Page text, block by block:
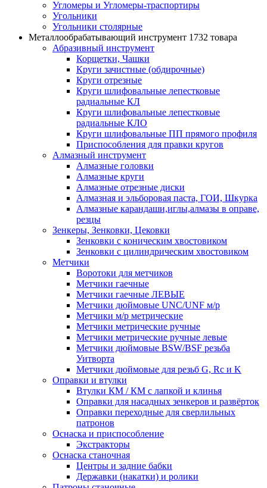
Угломеры и Угломеры-траспортиры
Угольники
Угольники столярные
Металлообрабатывающий инструмент 1732 товара
Абразивный инструмент
Корщетки, Чашки
Круги зачистные (обдирочные)
Круги отрезные
Круги шлифовальные лепестковые
радиальные КЛ
Круги шлифовальные лепестковые
радиальные КЛО
Круги шлифовальные ПП прямого профиля
Приспособления для правки кругов
Алмазный инструмент
Алмазные головки
Алмазные круги
Алмазные отрезные диски
Алмазная и эльборовая паста, ГОИ, Шкурка
Алмазные карандаши,иглы,алмазы в оправе,
резцы
Зенкеры, Зенковки, Цековки
Зенковки с коническим хвостовиком
Зенковки с цилиндрическим хвостовиком
Метчики
Воротоки для метчиков
Метчики гаечные
Метчики гаечные ЛЕВЫЕ
Метчики дюймовые UNC/UNF м/р
Метчики м/р метрические
Метчики метрические ручные
Метчики метрические ручные левые
Метчики дюймовые BSW/BSF резьба
Уитворта
Метчики дюймовые для резьб G, Rc и K
Оправки и втулки
Втулки КМ / КМ с лапкой и клинья
Оправки для насадных зенкеров и развёрток
Оправки переходные для сверлильных
патронов
Оснаска и приспособление
Экстракторы
Оснаска станочная
Центры и задние бабки
Державки (накатки) и ролики